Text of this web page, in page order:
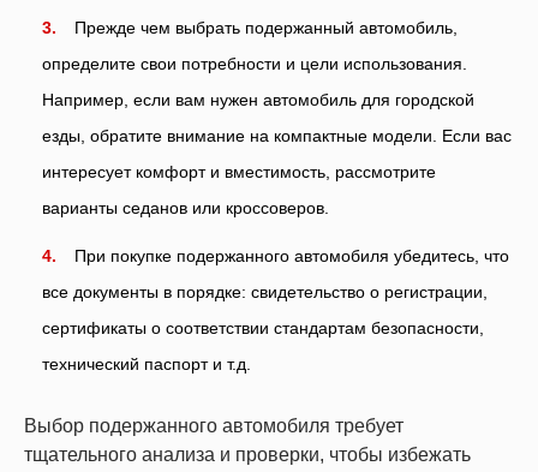
Прежде чем выбрать подержанный автомобиль,
определите свои потребности и цели использования.
Например, если вам нужен автомобиль для городской
езды, обратите внимание на компактные модели. Если вас
интересует комфорт и вместимость, рассмотрите
варианты седанов или кроссоверов.
При покупке подержанного автомобиля убедитесь, что
все документы в порядке: свидетельство о регистрации,
сертификаты о соответствии стандартам безопасности,
технический паспорт и т.д.
Выбор подержанного автомобиля требует
тщательного анализа и проверки, чтобы избежать